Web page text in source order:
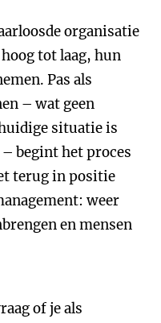
organisatie
tot laag, hun
Pas als
– wat geen
situatie is
begint het proces
terug in positie
weer
en mensen
of je als